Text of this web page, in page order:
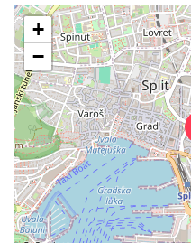
+
−